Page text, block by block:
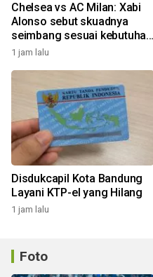
Chelsea vs AC Milan: Xabi
Alonso sebut skuadnya
seimbang sesuai kebutuhan
Liga Inggris
1 jam lalu
Disdukcapil Kota Bandung
Layani KTP-el yang Hilang
1 jam lalu
Foto